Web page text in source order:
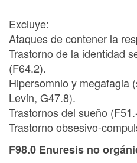
Excluye:
Ataques de contener la
Trastorno de la identidad
(F64.2).
Hipersomnio y megafagia
Levin, G47.8).
Trastornos del sueño
Trastorno obsesivo-
F98.0 Enuresis no